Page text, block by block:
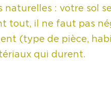
naturelles : votre sol
tout, il ne faut pas
(type de pièce,
qui durent.